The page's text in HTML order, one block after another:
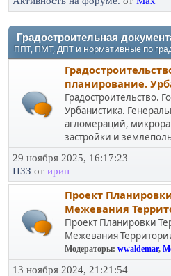
Градостроительная
ППТ, ПМТ, ДПТ и нормативные по
планирование.
Градостроительство.
Урбанистика.
агломераций,
застройки и
29 ноября 2025, 16:17:23
ПЗЗ от ирин
Проект
Межевания
Проект Планировки
Межевания
Модераторы: wwaldemar,
13 ноября 2024, 21:21:54